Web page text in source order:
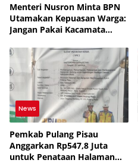
Menteri Nusron Minta BPN
Utamakan Kepuasan Warga:
Jangan Pakai Kacamata
News
Pemkab Pulang Pisau
Anggarkan Rp547,8 Juta
untuk Penataan Halaman